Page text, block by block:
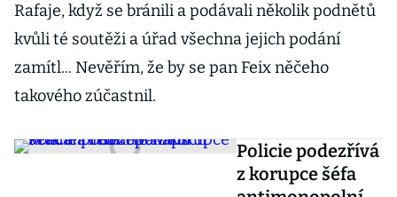
Rafaje, když se bránili a podávali několik podnětů
kvůli té soutěži a úřad všechna jejich podání
zamítl... Nevěřím, že by se pan Feix něčeho
takového zúčastnil.
Policie podezřívá
z korupce šéfa